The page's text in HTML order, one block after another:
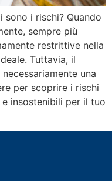
i rischi? Quando
sempre più
restrittive nella
Tuttavia, il
una
per scoprire i rischi
insostenibili per il tuo